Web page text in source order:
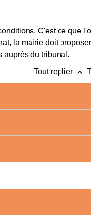
C'est ce que
la mairie doit
auprès du tribunal.
Tout replier keyboard_arrow_up